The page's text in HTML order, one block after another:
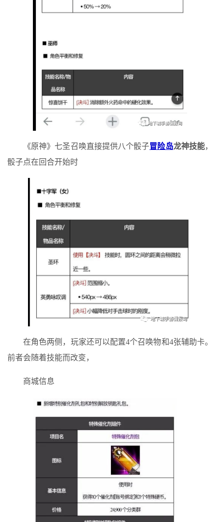
《原神》七圣召唤直接提供八个骰子冒险岛龙神技能，
骰子点在回合开始时
在角色两侧，玩家还可以配置4个召唤物和4张辅助卡。
前者会随着技能而改变，
商城信息